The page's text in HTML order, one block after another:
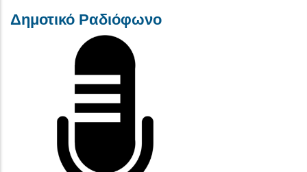
Δημοτικό Ραδιόφωνο